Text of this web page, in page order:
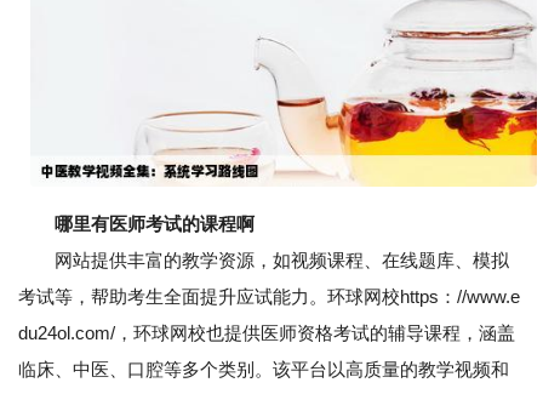
哪里有医师考试的课程啊
网站提供丰富的教学资源，如视频课程、在线题库、模拟
考试等，帮助考生全面提升应试能力。环球网校https：//www.e
du24ol.com/，环球网校也提供医师资格考试的辅导课程，涵盖
临床、中医、口腔等多个类别。该平台以高质量的教学视频和